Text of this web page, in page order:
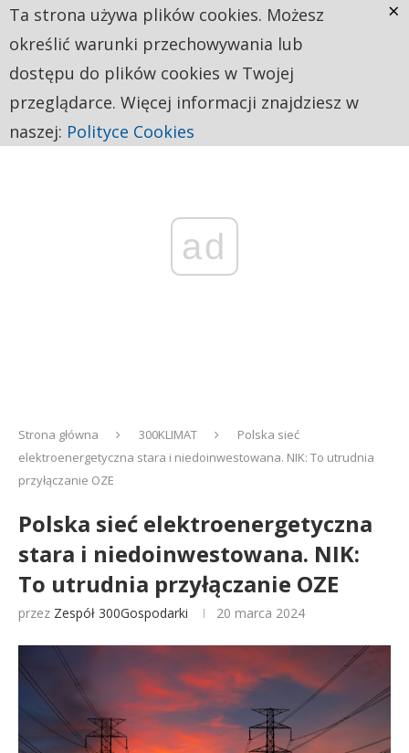
ad
Strona główna 300KLIMAT
Polska sieć
elektroenergetyczna stara i niedoinwestowana. NIK: To utrudnia
przyłączanie OZE
Polska sieć elektroenergetyczna
stara i niedoinwestowana. NIK:
To utrudnia przyłączanie OZE
przez Zespół 300Gospodarki 20 marca 2024
Ta strona używa plików cookies. Możesz
określić warunki przechowywania lub
dostępu do plików cookies w Twojej
przeglądarce. Więcej informacji znajdziesz w
naszej: Polityce Cookies
×